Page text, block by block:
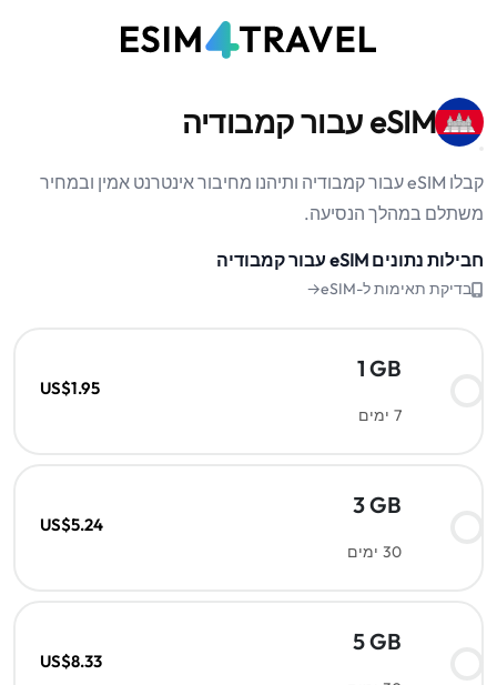
eSIM עבור קמבודיה
קבלו eSIM עבור קמבודיה ותיהנו מחיבור אינטרנט אמין ובמחיר
משתלם במהלך הנסיעה.
חבילות נתונים eSIM עבור קמבודיה
בדיקת תאימות ל-eSIM→
1 GB
7 ימים
US$1.95
3 GB
30 ימים
US$5.24
5 GB
US$8.33